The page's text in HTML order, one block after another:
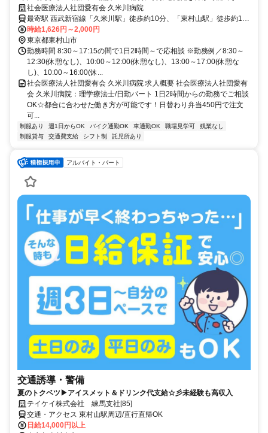
日替わり弁当450円で注文可能★増員募集◇残業ほぼなし♪駅徒歩圏内！
【東村山市、久米川駅/東村山駅、病院、理学療法士、日勤パート】
社会医療法人社団愛有会 久米川病院
最寄駅 西武新宿線「久米川駅」徒歩約10分、「東村山駅」徒歩約12
分
時給1,626円～2,000円
東京都東村山市
勤務時間 8:30～17:15の間で1日2時間～で応相談 ※勤務例／8:30～
12:30(休憩なし)、10:00～12:00(休憩なし)、13:00～17:00(休憩な
し)、10:00～16:00(休...
社会医療法人社団愛有会 久米川病院 求人概要 社会医療法人社団愛有
会 久米川病院：理学療法士/日勤パート 1日2時間からの勤務でご相談
OK☆都合に合わせた働き方が可能です！日替わり弁当450円で注文
可...
制服あり 週1日からOK バイク通勤OK 車通勤OK 職場見学可
残業なし
制服貸与
交通費支給 シフト制 託児所あり
アルバイト・パート
交通誘導・警備
夏のトクベツ▶アイスメット＆ドリンク代支給☆彡未経験も高収入
テイケイ株式会社 練馬支社[85]
交通・アクセス 東村山駅周辺/直行直帰OK
日給14,000円以上